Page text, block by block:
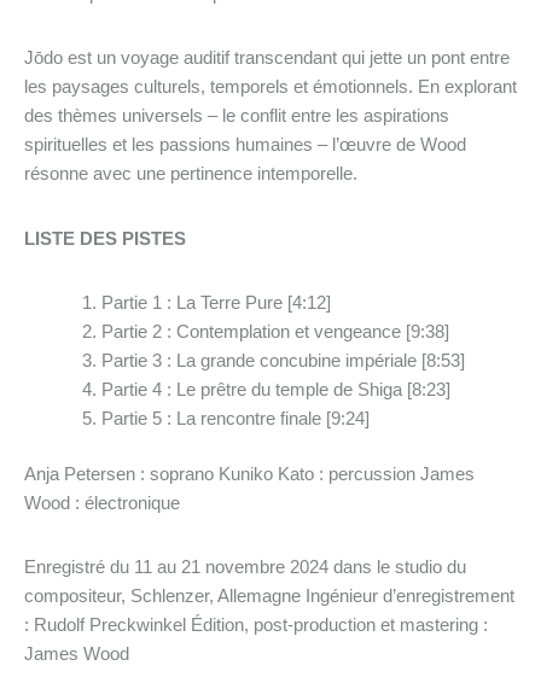
Jōdo est un voyage auditif transcendant qui jette un pont entre
les paysages culturels, temporels et émotionnels. En explorant
des thèmes universels – le conflit entre les aspirations
spirituelles et les passions humaines – l’œuvre de Wood
résonne avec une pertinence intemporelle.
LISTE DES PISTES
Partie 1 : La Terre Pure [4:12]
Partie 2 : Contemplation et vengeance [9:38]
Partie 3 : La grande concubine impériale [8:53]
Partie 4 : Le prêtre du temple de Shiga [8:23]
Partie 5 : La rencontre finale [9:24]
Anja Petersen : soprano Kuniko Kato : percussion James
Wood : électronique
Enregistré du 11 au 21 novembre 2024 dans le studio du
compositeur, Schlenzer, Allemagne Ingénieur d’enregistrement
: Rudolf Preckwinkel Édition, post-production et mastering :
James Wood